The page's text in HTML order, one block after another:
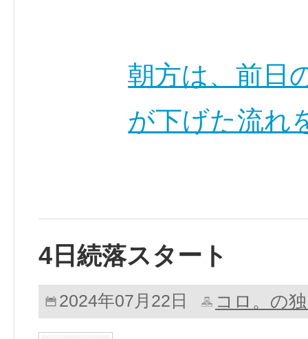
朝方は、前日
が下げた流
4日続落スタート
2024年07月22日 コロ。の